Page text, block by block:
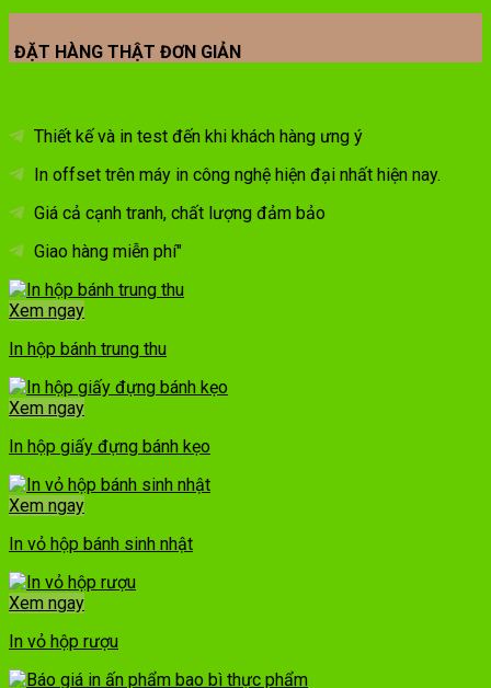
ĐẶT HÀNG THẬT ĐƠN GIẢN
Thiết kế và in test đến khi khách hàng ưng ý
In offset trên máy in công nghệ hiện đại nhất hiện nay.
Giá cả cạnh tranh, chất lượng đảm bảo
Giao hàng miễn phí"
Xem ngay
In hộp bánh trung thu
Xem ngay
In hộp giấy đựng bánh kẹo
Xem ngay
In vỏ hộp bánh sinh nhật
Xem ngay
In vỏ hộp rượu